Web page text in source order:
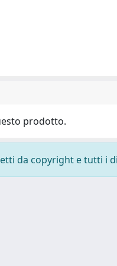
prodotto.
da copyright e tutti i